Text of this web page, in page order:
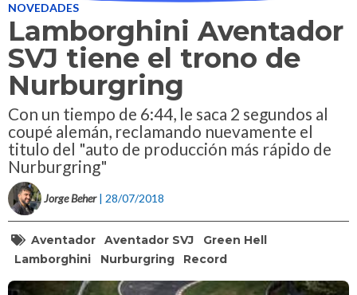
NOVEDADES
Lamborghini Aventador
SVJ tiene el trono de
Nurburgring
Con un tiempo de 6:44, le saca 2 segundos al
coupé alemán, reclamando nuevamente el
titulo del "auto de producción más rápido de
Nurburgring"
Jorge Beher | 28/07/2018
Aventador Aventador SVJ
Green Hell
Lamborghini
Nurburgring Record